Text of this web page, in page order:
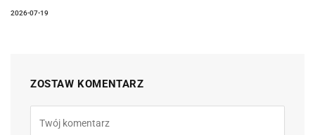
2026-07-19
ZOSTAW KOMENTARZ